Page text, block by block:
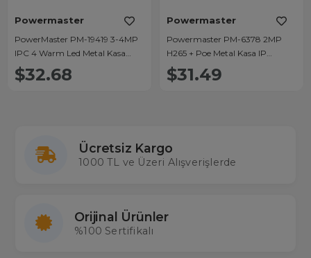
Powermaster
PowerMaster PM-19419 3-4MP
IPC 4 Warm Led Metal Kasa
Poeli IP Bullet Kamera
$32.68
Powermaster
Powermaster PM-6378 2MP
H265 + Poe Metal Kasa IP
Kamera
$31.49
Ücretsiz Kargo
1000 TL ve Üzeri Alışverişlerde
Orijinal Ürünler
%100 Sertifikalı